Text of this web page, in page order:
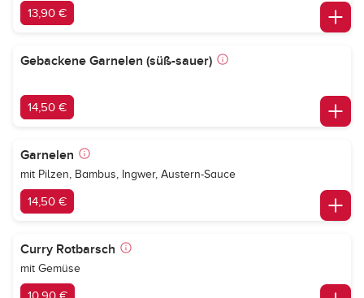
13,90 €
Gebackene Garnelen (süß-sauer)
14,50 €
Garnelen
mit Pilzen, Bambus, Ingwer, Austern-Sauce
14,50 €
Curry Rotbarsch
mit Gemüse